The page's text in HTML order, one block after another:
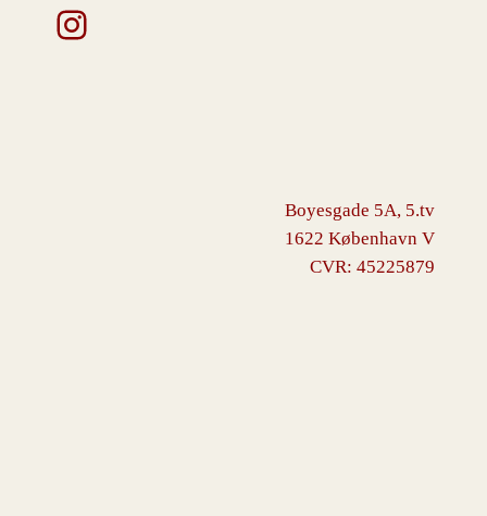
Instagram
Boyesgade 5A, 5.tv
1622 København V
CVR: 45225879